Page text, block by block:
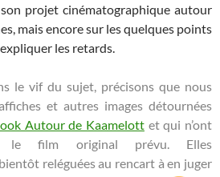
son projet cinématographique autour
mais encore sur les quelques points
les retards.
le vif du sujet, précisons que nous
et autres images détournées
Autour de Kaamelottet qui n’ont
film original prévu. Elles
reléguées au rencart à en juger